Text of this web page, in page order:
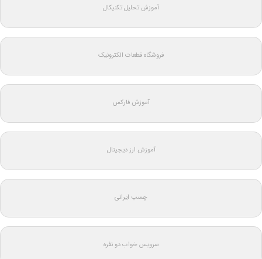
آموزش تحلیل تکنیکال
فروشگاه قطعات الکترونیک
آموزش فارکس
آموزش ارز دیجیتال
چسب ایرانی
سرویس خواب دو نفره